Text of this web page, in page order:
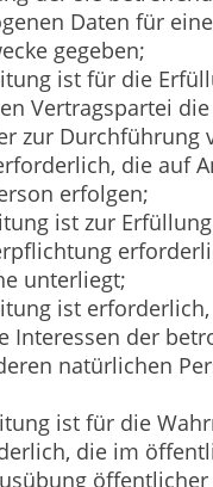
Daten für
gegeben;
ist für die
Vertragspartei
zur Durchführung
die auf
erfolgen;
ist zur
unterliegt;
ist
Interessen der
natürlichen
ist für die
die im